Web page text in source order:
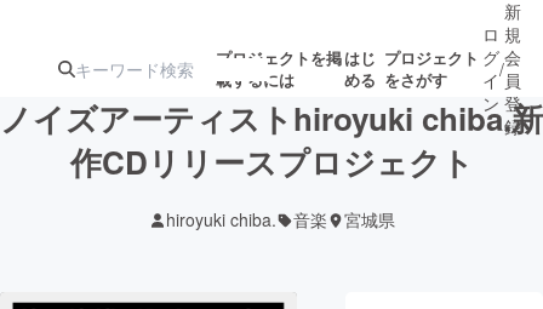
プロジェクトを掲
載するには
はじ
める
プロジェクト
をさがす
ジェクト
募集終了が近いプ
ロジェクト
ロ
グ
イ
ン
/
新
規
会
員
登
録
ノイズアーティストhiroyuki chiba.新
作CDリリースプロジェクト
hiroyuki chiba. 音楽 宮城県